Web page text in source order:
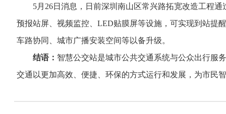
5月26日消息，日前深圳南山区常兴路拓宽改造工程通
预报站屏、视频监控、LED贴膜屏等设施，可实现到站提
车路协同、城市广播安装空间等以备升级。
结语： 智慧公交站是城市公共交通系统与公众出行服
交通以更加高效、便捷、环保的方式运行和发展，为市民